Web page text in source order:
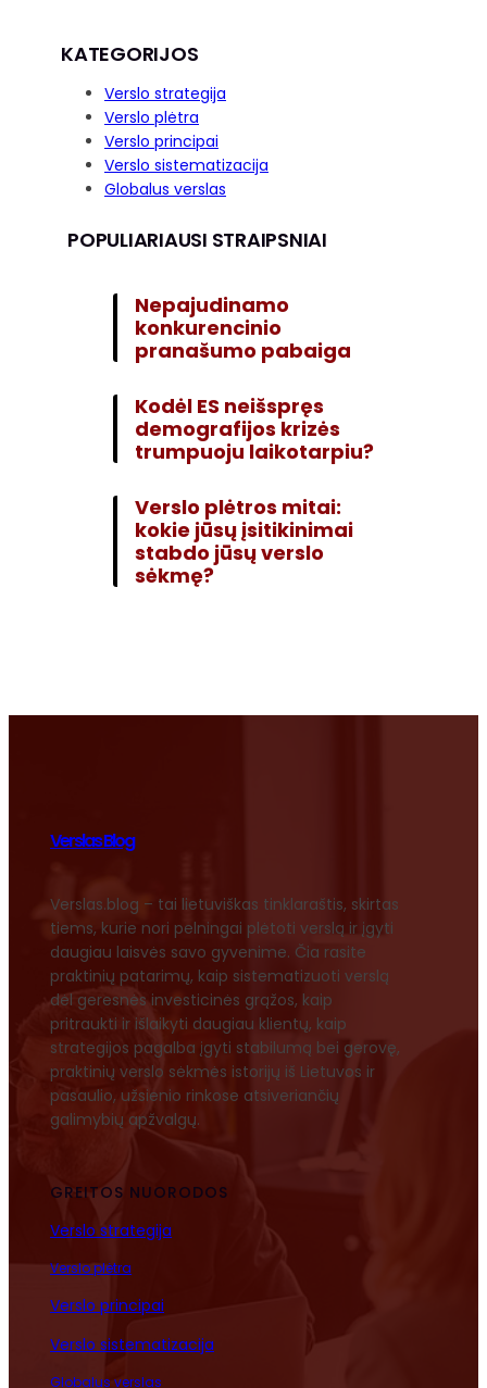
KATEGORIJOS
Verslo strategija
Verslo plėtra
Verslo principai
Verslo sistematizacija
Globalus verslas
POPULIARIAUSI STRAIPSNIAI
Nepajudinamo
konkurencinio
pranašumo pabaiga
Kodėl ES neišspręs
demografijos krizės
trumpuoju laikotarpiu?
Verslo plėtros mitai:
kokie jūsų įsitikinimai
stabdo jūsų verslo
sėkmę?
Verslas Blog
Verslas.blog – tai lietuviškas tinklaraštis, skirtas
tiems, kurie nori pelningai plėtoti verslą ir įgyti
daugiau laisvės savo gyvenime. Čia rasite
praktinių patarimų, kaip sistematizuoti verslą
dėl geresnės investicinės grąžos, kaip
pritraukti ir išlaikyti daugiau klientų, kaip
strategijos pagalba įgyti stabilumą bei gerovę,
praktinių verslo sėkmės istorijų iš Lietuvos ir
pasaulio, užsienio rinkose atsiveriančių
galimybių apžvalgų.
GREITOS NUORODOS
Verslo strategija
Verslo plėtra
Verslo principai
Verslo sistematizacija
Globalus verslas